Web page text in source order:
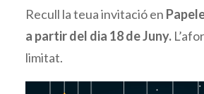
Recull la teua invitació en
a partir del dia 18 de Juny.
limitat.